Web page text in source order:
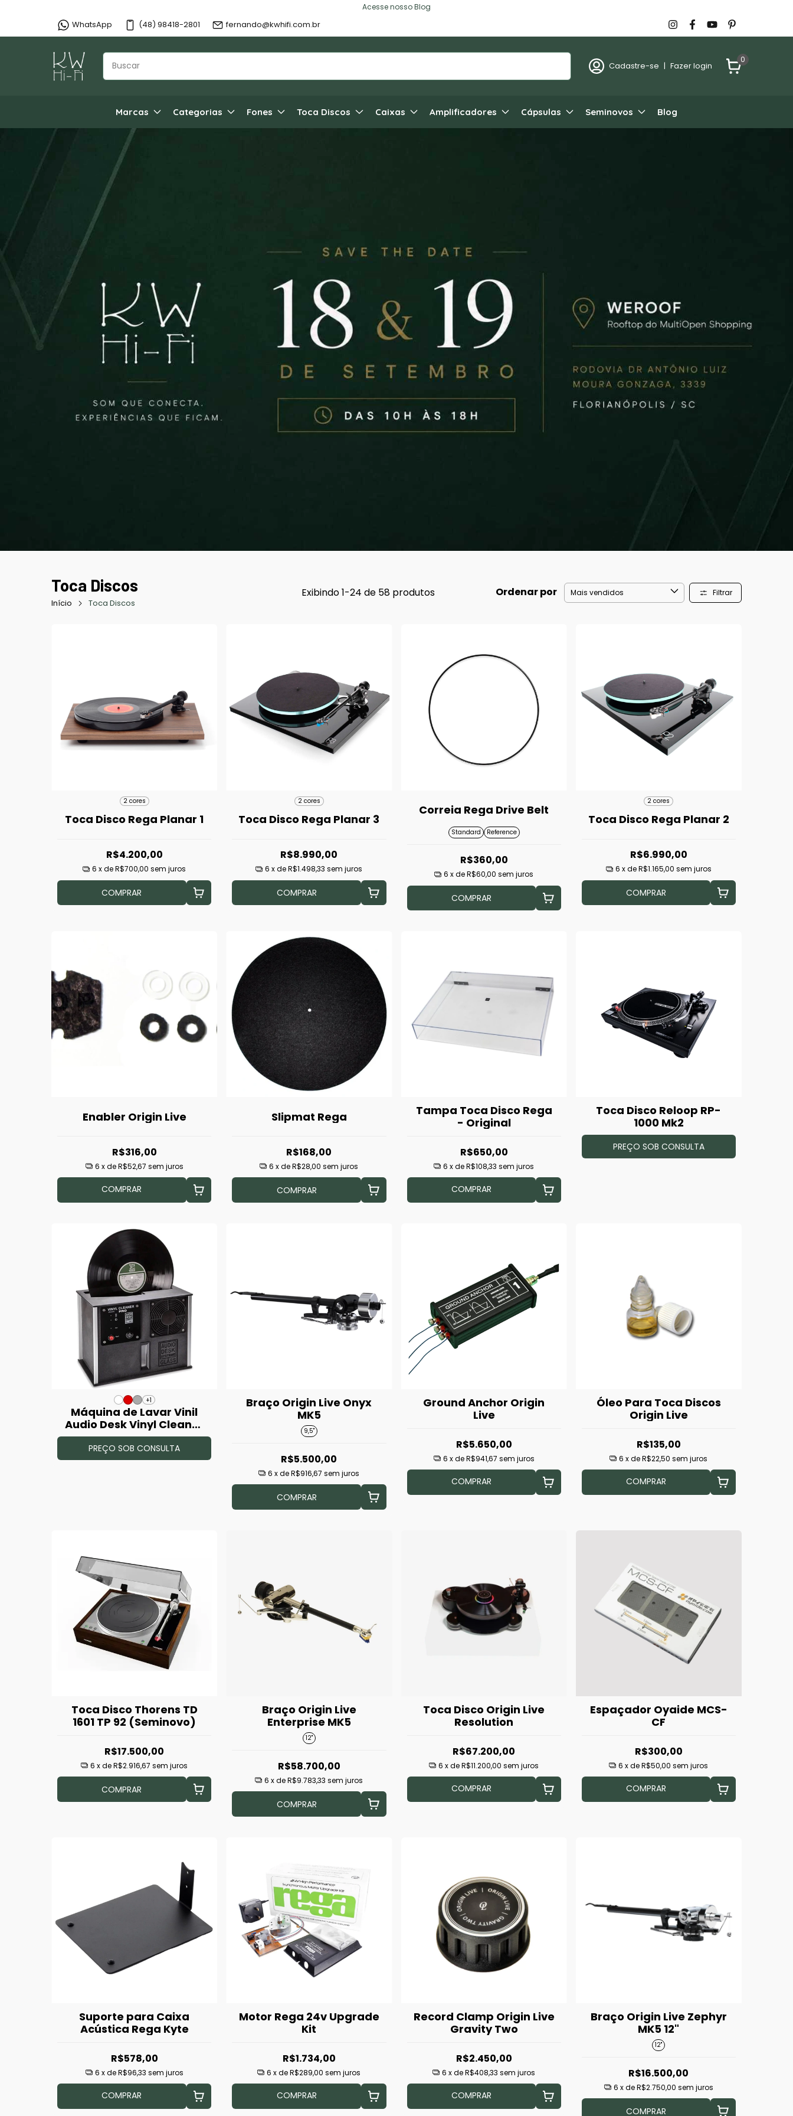
Acesse nosso Blog
WhatsApp (48) 98418-2801 fernando@kwhifi.com.br
Cadastre-se | Fazer login
0
Marcas Categorias Fones Toca Discos Caixas Amplificadores Cápsulas Seminovos Blog
Toca Discos
Início Toca Discos
Exibindo 1-24 de 58 produtos Ordenar por Filtrar
2 cores
Toca Disco Rega Planar 1
R$4.200,00
6 x deR$700,00 sem juros
COMPRAR
2 cores
Toca Disco Rega Planar 3
R$8.990,00
6 x deR$1.498,33 sem juros
COMPRAR
Correia Rega Drive Belt
Standard Reference
R$360,00
6 x deR$60,00 sem juros
COMPRAR
2 cores
Toca Disco Rega Planar 2
R$6.990,00
6 x deR$1.165,00 sem juros
COMPRAR
Enabler Origin Live
R$316,00
6 x deR$52,67 sem juros
COMPRAR
Slipmat Rega
R$168,00
6 x deR$28,00 sem juros
COMPRAR
Tampa Toca Disco Rega
- Original
R$650,00
6 x deR$108,33 sem juros
COMPRAR
Toca Disco Reloop RP-
1000 Mk2
PREÇO SOB CONSULTA
+1
Máquina de Lavar Vinil
Audio Desk Vinyl Cleaner
Pro X
PREÇO SOB CONSULTA
Braço Origin Live Onyx
MK5
9,5"
R$5.500,00
6 x deR$916,67 sem juros
COMPRAR
Ground Anchor Origin
Live
R$5.650,00
6 x deR$941,67 sem juros
COMPRAR
Óleo Para Toca Discos
Origin Live
R$135,00
6 x deR$22,50 sem juros
COMPRAR
Toca Disco Thorens TD
1601 TP 92 (Seminovo)
R$17.500,00
6 x deR$2.916,67 sem juros
COMPRAR
Braço Origin Live
Enterprise MK5
12"
R$58.700,00
6 x deR$9.783,33 sem juros
COMPRAR
Toca Disco Origin Live
Resolution
R$67.200,00
6 x deR$11.200,00 sem juros
COMPRAR
Espaçador Oyaide MCS-
CF
R$300,00
6 x deR$50,00 sem juros
COMPRAR
Suporte para Caixa
Acústica Rega Kyte
R$578,00
6 x deR$96,33 sem juros
COMPRAR
Motor Rega 24v Upgrade
Kit
R$1.734,00
6 x deR$289,00 sem juros
COMPRAR
Record Clamp Origin Live
Gravity Two
R$2.450,00
6 x deR$408,33 sem juros
COMPRAR
Braço Origin Live Zephyr
MK5 12"
12"
R$16.500,00
6 x deR$2.750,00 sem juros
COMPRAR